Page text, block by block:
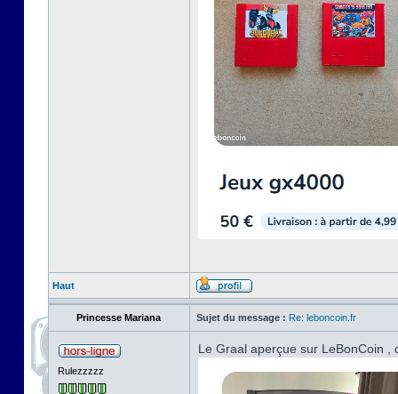
Haut
Princesse Mariana Sujet du message : Re: leboncoin.fr
Rulezzzzz
Le Graal aperçue sur LeBonCoin